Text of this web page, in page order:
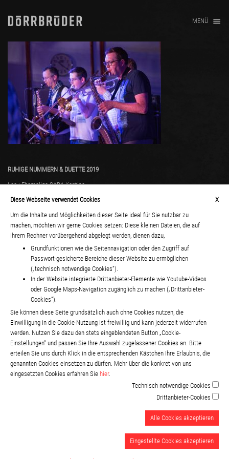
Diese Webseite verwendet Cookies
X
Um die Inhalte und Möglichkeiten dieser Seite ideal für Sie nutzbar zu
machen, möchten wir gerne Cookies setzen: Diese kleinen Dateien, die auf
Ihrem Rechner vorübergehend abgelegt werden, dienen dazu,
Grundfunktionen wie die Seitennavigation oder den Zugriff auf
Passwort-gesicherte Bereiche dieser Website zu ermöglichen
(„technisch notwendige Cookies“).
In der Website integrierte Drittanbieter-Elemente wie Youtube-Videos
oder Google Maps-Navigation zugänglich zu machen („Drittanbieter-
Cookies“).
Sie können diese Seite grundsätzlich auch ohne Cookies nutzen, die
Einwilligung in die Cookie-Nutzung ist freiwillig und kann jederzeit widerrufen
werden. Nutzen Sie dazu den stets eingeblendeten Button „Cookie-
Einstellungen“ und passen Sie Ihre Auswahl zugelassener Cookies an. Bitte
erteilen Sie uns durch Klick in die entsprechenden Kästchen Ihre Erlaubnis, die
genannten Cookies einsetzen zu dürfen. Mehr über die konkret von uns
eingesetzten Cookies erfahren Sie hier.
Technisch notwendige Cookies
Drittanbieter-Cookies
Alle Cookies akzeptieren
Eingestellte Cookies akzeptieren
MENÜ
RUHIGE NUMMERN & DUETTE 2019
Loc.: Ehemalige SABA-Kantine
Datenschutzerklärung